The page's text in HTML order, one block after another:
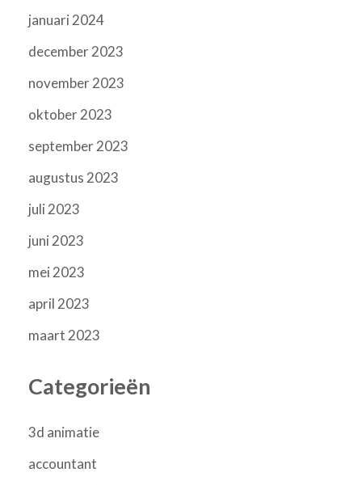
januari 2024
december 2023
november 2023
oktober 2023
september 2023
augustus 2023
juli 2023
juni 2023
mei 2023
april 2023
maart 2023
Categorieën
3d animatie
accountant